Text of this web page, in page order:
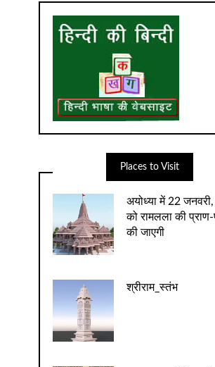
Places to Visit
अयोध्‍या में 22
को रामलला की प्राण-
की जाएगी
श्रीराम_स्तंभ